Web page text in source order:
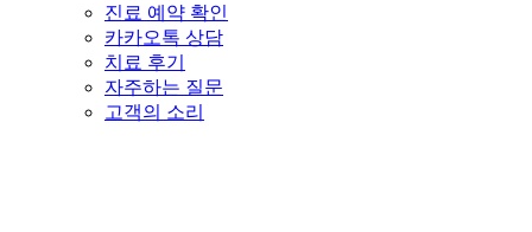
진료 예약 확인
카카오톡 상담
치료 후기
자주하는 질문
고객의 소리